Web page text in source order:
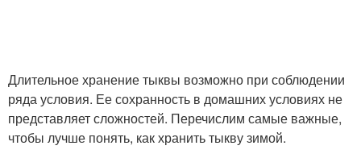
Длительное хранение тыквы возможно при соблюдении
ряда условия. Ее сохранность в домашних условиях не
представляет сложностей. Перечислим самые важные,
чтобы лучше понять, как хранить тыкву зимой.